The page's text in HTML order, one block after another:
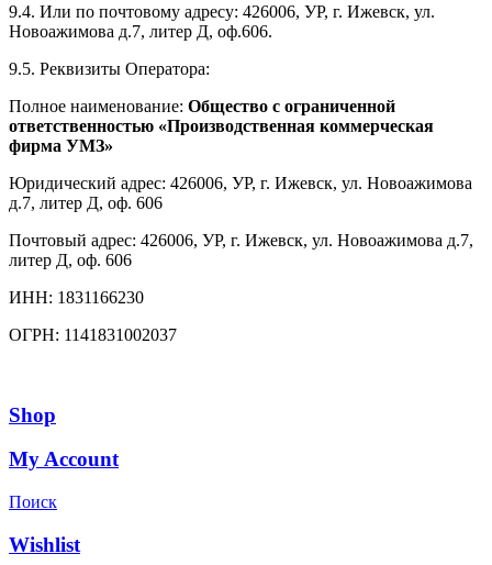
9.4. Или по почтовому адресу: 426006, УР, г. Ижевск, ул.
Новоажимова д.7, литер Д, оф.606.
9.5. Реквизиты Оператора:
Полное наименование: Общество с ограниченной
ответственностью «Производственная коммерческая
фирма УМЗ»
Юридический адрес: 426006, УР, г. Ижевск, ул. Новоажимова
д.7, литер Д, оф. 606
Почтовый адрес: 426006, УР, г. Ижевск, ул. Новоажимова д.7,
литер Д, оф. 606
ИНН: 1831166230
ОГРН: 1141831002037
Shop
My Account
Поиск
Wishlist